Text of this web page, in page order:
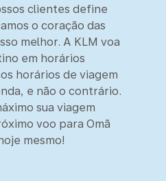
clientes define
o coração das
melhor. A KLM voa
em horários
horários de viagem
e não o contrário.
sua viagem
voo para Omã
mesmo!